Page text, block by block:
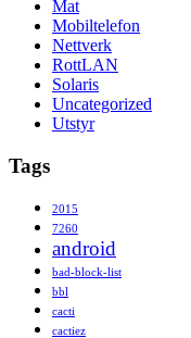
Mat
Mobiltelefon
Nettverk
RottLAN
Solaris
Uncategorized
Utstyr
Tags
2015
7260
android
bad-block-list
bbl
cacti
cactiez